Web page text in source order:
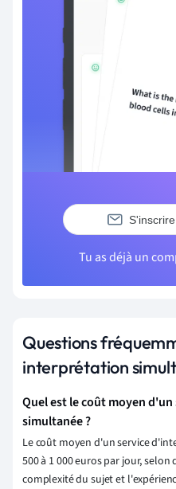
Tu as déjà un
Questions
interprétation
Quel est le coût moyen
simultanée ?
Le coût moyen d'un service
500 à 1 000 euros par jour,
complexité du sujet et